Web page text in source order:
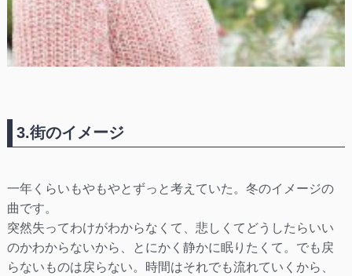
3.街のイメージ
一年くらいもやもやとずっと考えていた。冬のイメージの
曲です。
突然失ってわけがわからなくて、悲しくてどうしたらいい
のかわからないから、とにかく静かに眠りたくて。でも戻
らないものは戻らない。時間はそれでも流れていくから、